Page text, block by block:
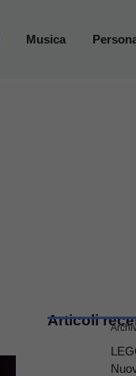
Musica
Articoli